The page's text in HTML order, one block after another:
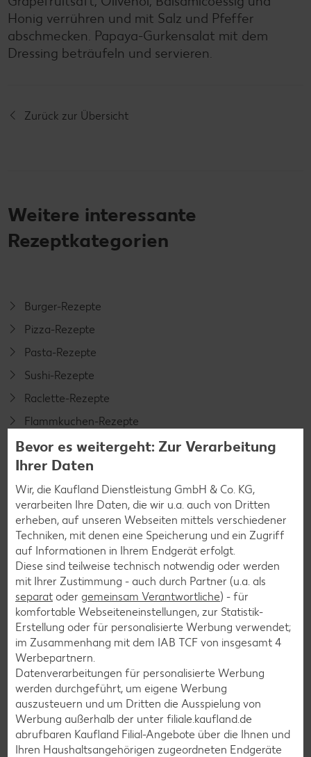
Honig verrühren und mit Salz und Pfeffer
abschmecken. Papaya-Gurkensalat mit dem
Dressing beträufeln und servieren.
Zurück zur Übersicht
Weitere interessante
Rezeptkategorien
Burger-Rezepte
Pizza-Rezepte
Pasta-Rezepte
Sushi-Rezepte
Raclette-Rezepte
Flammkuchen-Rezepte
Frühstücksrezepte
Salat-Rezepte
Spargel-Rezepte
Fleisch-Rezepte
Fisch-Rezepte
Geflügel-Rezepte
Lamm-Rezepte
Grill-Rezepte
Muffin-Rezepte
Apfelkuchen-Rezepte
Schokokuchen-Rezepte
Torten-Rezepte
Bevor es weitergeht: Zur Verarbeitung
Ihrer Daten
Wir, die Kaufland Dienstleistung GmbH & Co. KG,
verarbeiten Ihre Daten, die wir u.a. auch von Dritten
erheben, auf unseren Webseiten mittels verschiedener
Techniken, mit denen eine Speicherung und ein Zugriff
auf Informationen in Ihrem Endgerät erfolgt.
Diese sind teilweise technisch notwendig oder werden
mit Ihrer Zustimmung - auch durch Partner (u.a. als
separat oder gemeinsam Verantwortliche) - für
komfortable Webseiteneinstellungen, zur Statistik-
Erstellung oder für personalisierte Werbung verwendet;
im Zusammenhang mit dem IAB TCF von insgesamt 4
Werbepartnern.
Datenverarbeitungen für personalisierte Werbung
werden durchgeführt, um eigene Werbung
auszusteuern und um Dritten die Ausspielung von
Werbung außerhalb der unter filiale.kaufland.de
abrufbaren Kaufland Filial-Angebote über die Ihnen und
Ihren Haushaltsangehörigen zugeordneten Endgeräte